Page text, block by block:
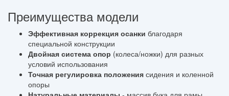
Преимущества модели
Эффективная коррекция осанки благодаря
специальной конструкции
Двойная система опор (колеса/ножки) для разных
условий использования
Точная регулировка положения сидения и коленной
опоры